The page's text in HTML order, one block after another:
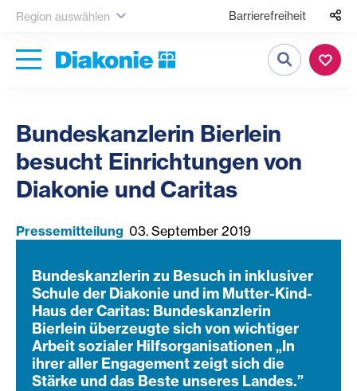
Region auswählen Barrierefreiheit
Suche
Bundeskanzlerin Bierlein
besucht Einrichtungen von
Diakonie und Caritas
Pressemitteilung 03. September 2019
Bundeskanzlerin zu Besuch in inklusiver
Schule der Diakonie und im Mutter-Kind-
Haus der Caritas: Bundeskanzlerin
Bierlein überzeugte sich von wichtiger
Arbeit sozialer Hilfsorganisationen „In
ihrer aller Engagement zeigt sich die
Stärke und das Beste unseres Landes.”